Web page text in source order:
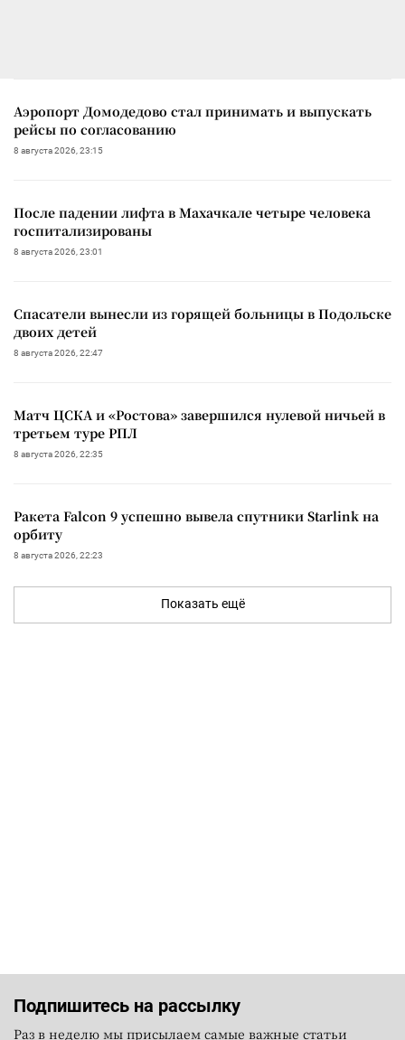
Аэропорт Домодедово стал принимать и выпускать
рейсы по согласованию
8 августа 2026, 23:15
После падении лифта в Махачкале четыре человека
госпитализированы
8 августа 2026, 23:01
Спасатели вынесли из горящей больницы в Подольске
двоих детей
8 августа 2026, 22:47
Матч ЦСКА и «Ростова» завершился нулевой ничьей в
третьем туре РПЛ
8 августа 2026, 22:35
Ракета Falcon 9 успешно вывела спутники Starlink на
орбиту
8 августа 2026, 22:23
Показать ещё
Подпишитесь на рассылку
Раз в неделю мы присылаем самые важные статьи